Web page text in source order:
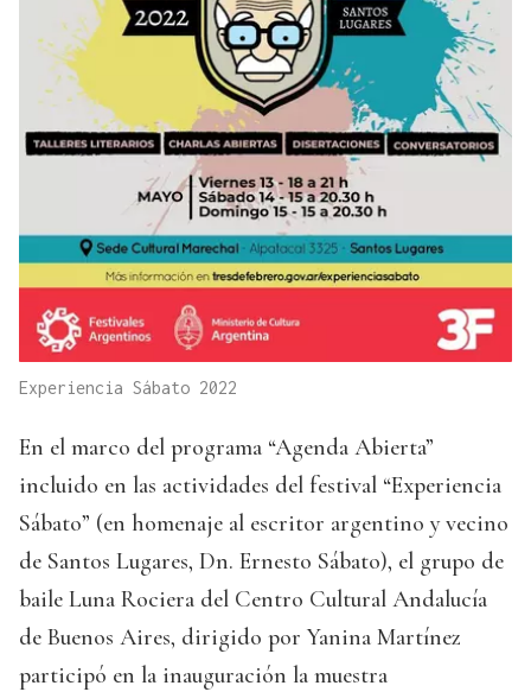
Experiencia Sábato 2022
En el marco del programa “Agenda Abierta”
incluido en las actividades del festival “Experiencia
Sábato” (en homenaje al escritor argentino y vecino
de Santos Lugares, Dn. Ernesto Sábato), el grupo de
baile Luna Rociera del Centro Cultural Andalucía
de Buenos Aires, dirigido por Yanina Martínez
participó en la inauguración la muestra